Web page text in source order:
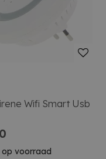
Wifi Smart Usb
op voorraad